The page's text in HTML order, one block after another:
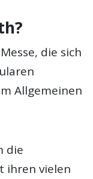
die sich
Allgemeinen
die
ihren vielen